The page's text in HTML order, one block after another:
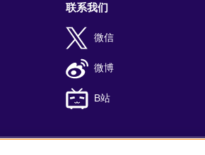
联系我们
微信
微博
B站